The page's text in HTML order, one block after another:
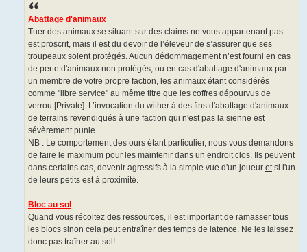
Abattage d'animaux
Tuer des animaux se situant sur des claims ne vous appartenant pas
est proscrit, mais il est du devoir de l’éleveur de s’assurer que ses
troupeaux soient protégés. Aucun dédommagement n’est fourni en cas
de perte d'animaux non protégés, ou en cas d'abattage d'animaux par
un membre de votre propre faction, les animaux étant considérés
comme "libre service" au même titre que les coffres dépourvus de
verrou [Private]. L’invocation du wither à des fins d'abattage d'animaux
de terrains revendiqués à une faction qui n'est pas la sienne est
sévèrement punie.
NB : Le comportement des ours étant particulier, nous vous demandons
de faire le maximum pour les maintenir dans un endroit clos. Ils peuvent
dans certains cas, devenir agressifs à la simple vue d'un joueur etsi l'un
de leurs petits est à proximité.
Bloc au sol
Quand vous récoltez des ressources, il est important de ramasser tous
les blocs sinon cela peut entraîner des temps de latence. Ne les laissez
donc pas traîner au sol!